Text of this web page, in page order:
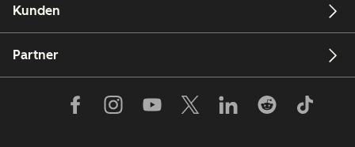
Kunden
Partner